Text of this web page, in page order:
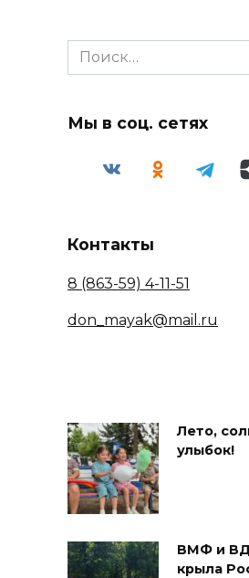
Search
for:
Мы в соц. сетях
Контакты
8 (863-59) 4-11-51
don_mayak@mail.ru
Лето,
улыбок!
ВМФ и
крыла